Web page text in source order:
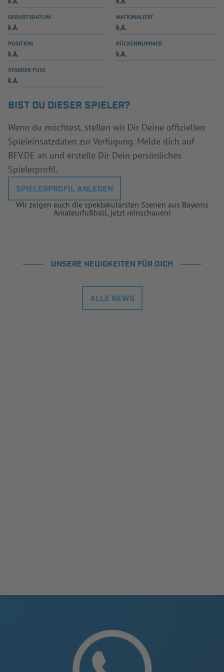
SPIELPLUS
GEBURTSDATUM
k.A.
NATIONALITÄT
k.A.
POSITION
k.A.
RÜCKENNUMMER
k.A.
STARKER FUSS
k.A.
BIST DU DIESER SPIELER?
Wenn du möchtest, stellen wir Dir Deine offiziellen
Spieleinsatzdaten zur Verfügung. Melde dich auf
BFV.DE an und erstelle Dir Dein persönliches
Spielerprofil.
SPIELERPROFIL ANLEGEN
Wir zeigen euch die spektakulärsten Szenen aus Bayerns
Amateurfußball, jetzt reinschauen!
UNSERE NEUIGKEITEN FÜR DICH
ALLE NEWS